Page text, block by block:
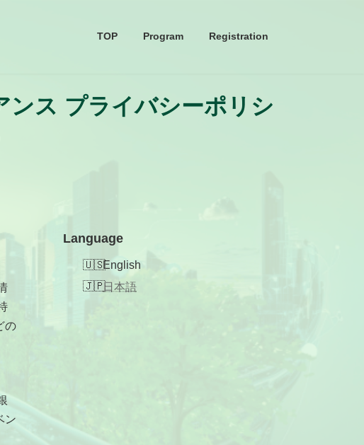
TOP Program Registration
ンス プライバシーポリシ
の
ン
Language
English
日本語